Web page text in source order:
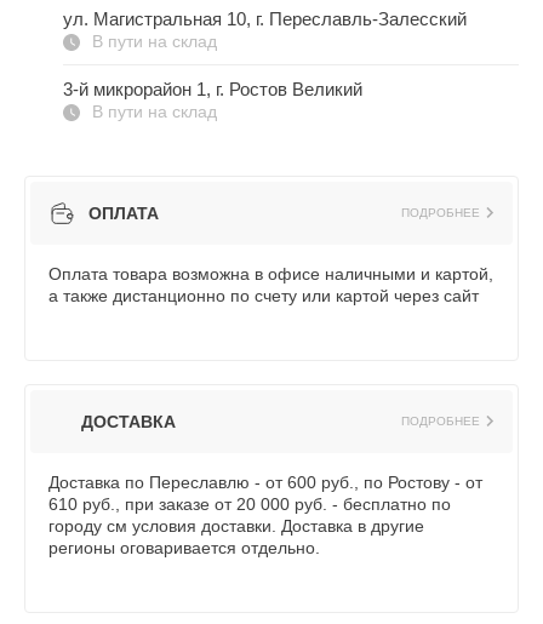
ул. Магистральная 10, г. Переславль-Залесский
В пути на склад
3-й микрорайон 1, г. Ростов Великий
В пути на склад
ОПЛАТА ПОДРОБНЕЕ
Оплата товара возможна в офисе наличными и картой,
а также дистанционно по счету или картой через сайт
ДОСТАВКА ПОДРОБНЕЕ
Доставка по Переславлю - от 600 руб., по Ростову - от
610 руб., при заказе от 20 000 руб. - бесплатно по
городу см условия доставки. Доставка в другие
регионы оговаривается отдельно.